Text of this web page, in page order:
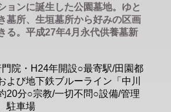
ョンに誕生した公園墓地。ゆと
墓所、生垣墓所から好みの区画
る。平成27年4月永代供養墓新
院・H24年開設○最寄駅/田園都
よび地下鉄ブルーライン「中川
20分○宗教/一切不問○設備/管理
駐車場